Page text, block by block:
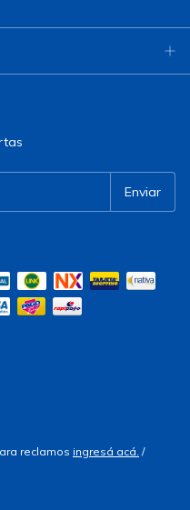
reclamos ingresá acá. /